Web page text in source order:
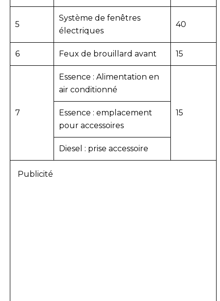
5
Système de fenêtres
électriques
40
6 Feux de brouillard avant 15
7
Essence : Alimentation en
air conditionné
15
Essence : emplacement
pour accessoires
Diesel : prise accessoire
Publicité